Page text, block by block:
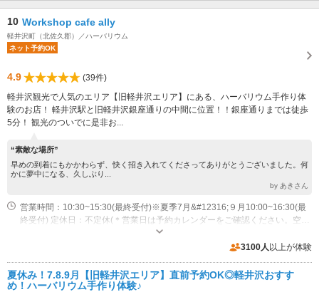
10 Workshop cafe ally
軽井沢町（北佐久郡）／ハーバリウム
ネット予約OK
4.9
(39件)
軽井沢観光で人気のエリア【旧軽井沢エリア】にある、ハーバリウム手作り体
験のお店！ 軽井沢駅と旧軽井沢銀座通りの中間に位置！！銀座通りまでは徒歩
5分！ 観光のついでに是非お...
“素敵な場所”
早めの到着にもかかわらず、快く招き入れてくださってありがとうございました。何
かに夢中になる、久しぶり...
by あきさん
営業時間：10:30~15:30(最終受付)※夏季7月&#12316;９月10:00~16:30(最
終受付) 定休日：不定休(＊営業日は予約カレンダーをご確認ください。空き
が表示されている時間帯のみ受付可能です)
3100人 以上が体験
夏休み！7.8.9月【旧軽井沢エリア】直前予約OK◎軽井沢おすす
め！ハーバリウム手作り体験♪